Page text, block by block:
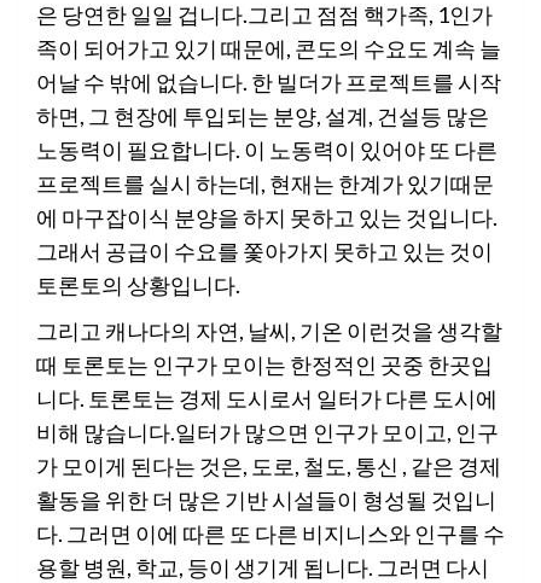
은 당연한 일일 겁니다.그리고 점점 핵가족, 1인가
족이 되어가고 있기 때문에, 콘도의 수요도 계속 늘
어날 수 밖에 없습니다. 한 빌더가 프로젝트를 시작
하면, 그 현장에 투입되는 분양, 설계, 건설등 많은
노동력이 필요합니다. 이 노동력이 있어야 또 다른
프로젝트를 실시 하는데, 현재는 한계가 있기때문
에 마구잡이식 분양을 하지 못하고 있는 것입니다.
그래서 공급이 수요를 쫓아가지 못하고 있는 것이
토론토의 상황입니다.
그리고 캐나다의 자연, 날씨, 기온 이런것을 생각할
때 토론토는 인구가 모이는 한정적인 곳중 한곳입
니다. 토론토는 경제 도시로서 일터가 다른 도시에
비해 많습니다.일터가 많으면 인구가 모이고, 인구
가 모이게 된다는 것은, 도로, 철도, 통신 , 같은 경제
활동을 위한 더 많은 기반 시설들이 형성될 것입니
다. 그러면 이에 따른 또 다른 비지니스와 인구를 수
용할 병원, 학교, 등이 생기게 됩니다. 그러면 다시